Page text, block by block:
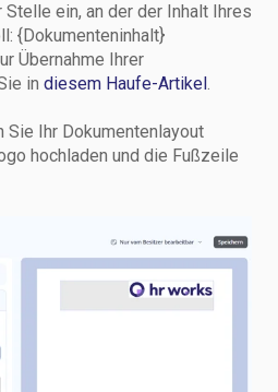
ein, an der der Inhalt Ihres
{Dokumenteninhalt}
Übernahme Ihrer
in diesem Haufe-Artikel.
Sie Ihr Dokumentenlayout
hochladen und die Fußzeile